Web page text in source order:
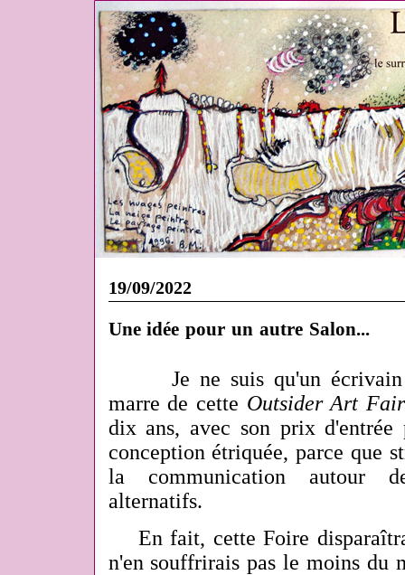
19/09/2022
Une idée pour un autre Salon...
Je ne suis qu'un
marre de cette Outsider Art Fair
dix ans, avec son prix
conception étriquée, parce que
la communication autour
alternatifs.
En fait, cette Foire
n'en souffrirais pas le moins du